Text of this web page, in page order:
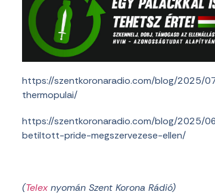
https://szentkoronaradio.com/blog/2025/
thermopulai/
https://szentkoronaradio.com/blog/2025/
betiltott-pride-megszervezese-ellen/
(Telex nyomán Szent Korona Rádió)